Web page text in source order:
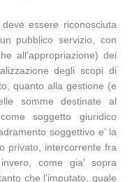
essere riconosciuta
pubblico servizio, con
all’appropriazione) dei
degli scopi di
quanto alla gestione (e
somme destinate al
soggetto giuridico
soggettivo e’ la
privato, intercorrente fra
come gia’ sopra
che l’imputato, quale